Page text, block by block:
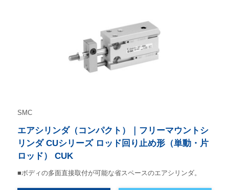
SMC
エアシリンダ（コンパクト）｜フリーマウントシ
リンダ CUシリーズ ロッド回り止め形（単動・片
ロッド） CUK
■ボディの多面直接取付が可能な省スペースのエアシリンダ。